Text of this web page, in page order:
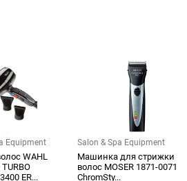
Equipment
WAHL
ER...
Salon & Spa Equipment
Машинка для стрижки
волос MOSER 1871-0071
ChromSty...